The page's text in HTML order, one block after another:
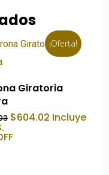
¡Oferta!
Al Carrito
Giratoria
El
original
$604.02 El
precio
Incluye